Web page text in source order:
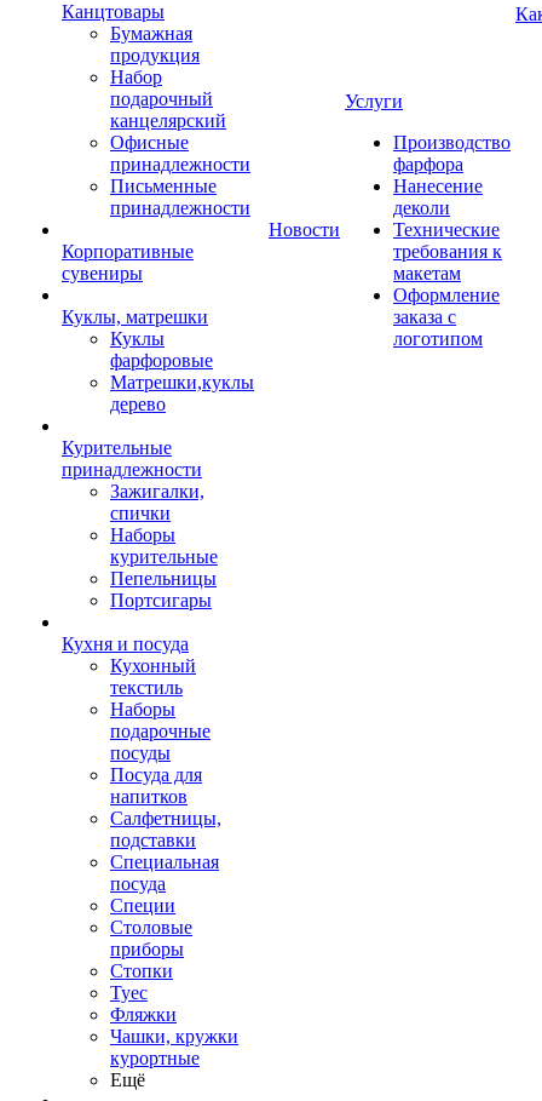
Канцтовары
Бумажная
продукция
Набор
подарочный
канцелярский
Офисные
принадлежности
Письменные
принадлежности
Корпоративные
сувениры
Куклы, матрешки
Куклы
фарфоровые
Матрешки,куклы
дерево
Курительные
принадлежности
Зажигалки,
спички
Наборы
курительные
Пепельницы
Портсигары
Кухня и посуда
Кухонный
текстиль
Наборы
подарочные
посуды
Посуда для
напитков
Салфетницы,
подставки
Специальная
посуда
Специи
Столовые
приборы
Стопки
Туес
Фляжки
Чашки, кружки
курортные
Ещё
Новости
Услуги
Производство
фарфора
Нанесение
деколи
Технические
требования к
макетам
Оформление
заказа с
логотипом